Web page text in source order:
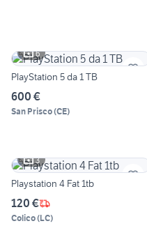
6
PlayStation 5 da 1 TB
600 €
San Prisco(CE)
3
Playstation 4 Fat 1tb
120 €
Colico(LC)